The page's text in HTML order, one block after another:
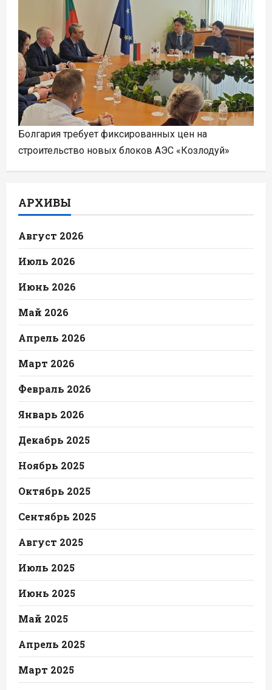
Болгария требует фиксированных цен на
строительство новых блоков АЭС «Козлодуй»
АРХИВЫ
Август 2026
Июль 2026
Июнь 2026
Май 2026
Апрель 2026
Март 2026
Февраль 2026
Январь 2026
Декабрь 2025
Ноябрь 2025
Октябрь 2025
Сентябрь 2025
Август 2025
Июль 2025
Июнь 2025
Май 2025
Апрель 2025
Март 2025